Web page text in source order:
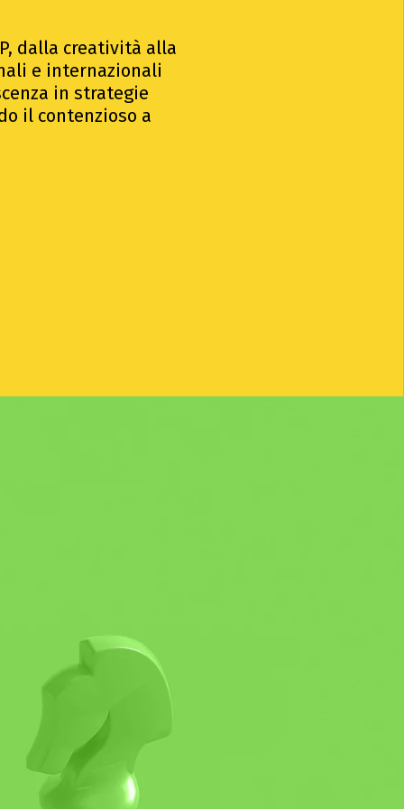
dalla creatività alla
e internazionali
in strategie
il contenzioso a